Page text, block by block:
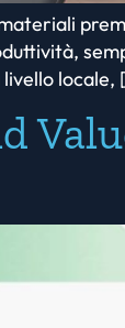
locale,